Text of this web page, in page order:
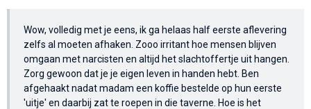
Wow, volledig met je eens, ik ga helaas half eerste aflevering
zelfs al moeten afhaken. Zooo irritant hoe mensen blijven
omgaan met narcisten en altijd het slachtoffertje uit hangen.
Zorg gewoon dat je je eigen leven in handen hebt. Ben
afgehaakt nadat madam een koffie bestelde op hun eerste
'uitje' en daarbij zat te roepen in die taverne. Hoe is het